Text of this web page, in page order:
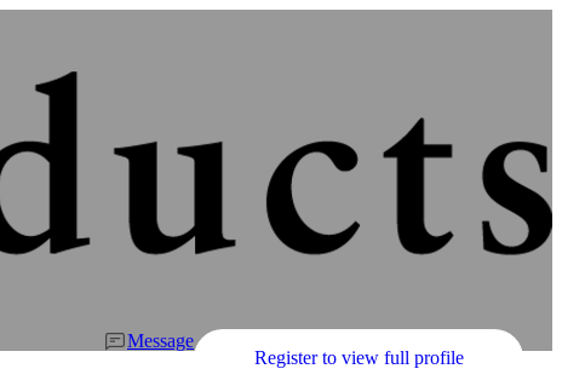
Message
Register to view full profile